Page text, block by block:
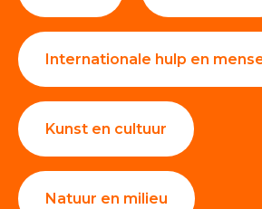
Internationale hulp en
Kunst en cultuur
Natuur en milieu